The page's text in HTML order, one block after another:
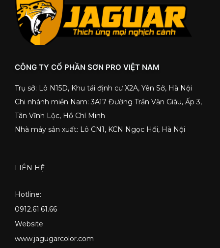
CÔNG TY CỔ PHẦN SƠN PRO VIỆT NAM
Trụ sở: Lô N15D, Khu tái định cư X2A, Yên Sở, Hà Nội
Chi nhánh miền Nam: 3A17 Đường Trần Văn Giàu, Ấp 3,
Tân Vĩnh Lộc, Hồ Chí Minh
Nhà máy sản xuất: Lô CN1, KCN Ngọc Hồi, Hà Nội
LIÊN HỆ
Hotline:
0912.61.61.66
Website
www.jagugarcolor.com